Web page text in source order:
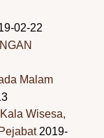
02-22
Malam
Wisesa,
2019-